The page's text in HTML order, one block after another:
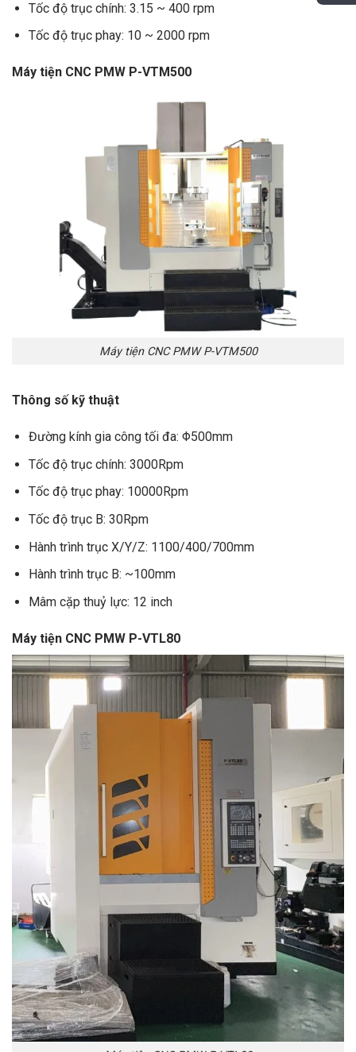
Tốc độ trục chính: 3.15 ~ 400 rpm
Tốc độ trục phay: 10 ~ 2000 rpm
Máy tiện CNC PMW P-VTM500
Máy tiện CNC PMW P-VTM500
Thông số kỹ thuật
Đường kính gia công tối đa: Φ500mm
Tốc độ trục chính: 3000Rpm
Tốc độ trục phay: 10000Rpm
Tốc độ trục B: 30Rpm
Hành trình trục X/Y/Z: 1100/400/700mm
Hành trình trục B: ~100mm
Mâm cặp thuỷ lực: 12 inch
Máy tiện CNC PMW P-VTL80